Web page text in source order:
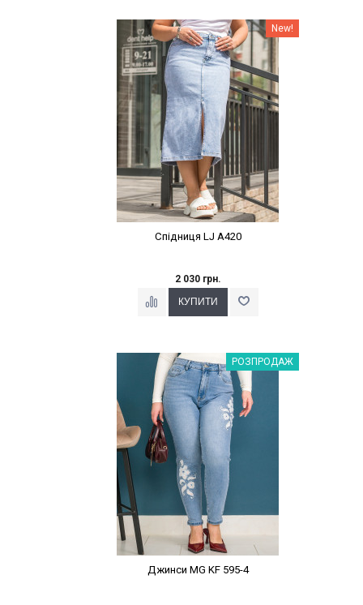
Наклейки Варіант з % New!
Спідниця LJ A420
2 030 грн.
Наклейки Варіант з %РОЗПРОДАЖ
Джинси MG KF 595-4